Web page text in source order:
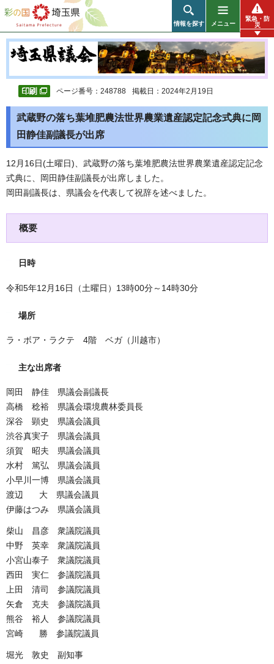
彩の国 埼玉県
情報を探す メニュー
緊急・防
災
ページ番号：248788 掲載日：2024年2月19日
武蔵野の落ち葉堆肥農法世界農業遺産認定記念式典に岡
田静佳副議長が出席
12月16日(土曜日)、武蔵野の落ち葉堆肥農法世界農業遺産認定記念
式典に、岡田静佳副議長が出席しました。
岡田副議長は、県議会を代表して祝辞を述べました。
概要
日時
令和5年12月16日（土曜日）13時00分～14時30分
場所
ラ・ボア・ラクテ 4階 ベガ（川越市）
主な出席者
岡田 静佳 県議会副議長
高橋 稔裕 県議会環境農林委員長
深谷 顕史 県議会議員
渋谷真実子 県議会議員
須賀 昭夫 県議会議員
水村 篤弘 県議会議員
小早川一博 県議会議員
渡辺 大 県議会議員
伊藤はつみ 県議会議員
柴山 昌彦 衆議院議員
中野 英幸 衆議院議員
小宮山泰子 衆議院議員
西田 実仁 参議院議員
上田 清司 参議院議員
矢倉 克夫 参議院議員
熊谷 裕人 参議院議員
宮崎 勝 参議院議員
堀光 敦史 副知事